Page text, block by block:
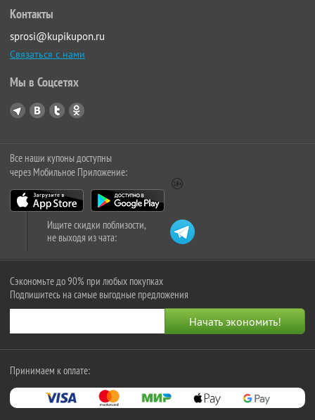
Контакты
sprosi@kupikupon.ru
Связаться с нами
Мы в Соцсетях
Все наши купоны доступны
через Мобильное Приложение:
Ищите скидки поблизости,
не выходя из чата:
Сэкономьте до 90% при любых покупках
Подпишитесь на самые выгодные предложения
Принимаем к оплате: